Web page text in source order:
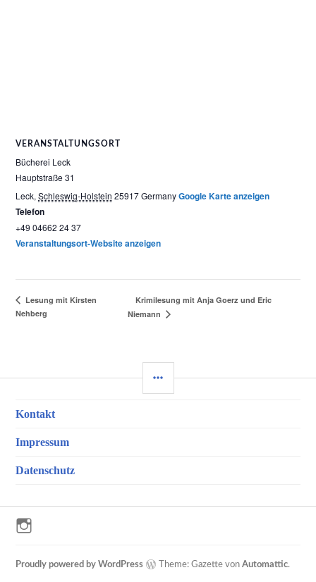
VERANSTALTUNGSORT
Bücherei Leck
Hauptstraße 31
Leck, Schleswig-Holstein 25917 Germany Google Karte anzeigen
Telefon
+49 04662 24 37
Veranstaltungsort-Website anzeigen
Lesung mit Kirsten
Nehberg
Krimilesung mit Anja Goerz und Eric
Niemann
Kontakt
Impressum
Datenschutz
Proudly powered by WordPress Theme: Gazette vonAutomattic.